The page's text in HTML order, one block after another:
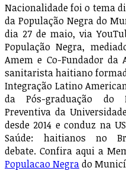
Nacionalidade foi o tema
da População Negra do
dia 27 de maio, via
População Negra,
Amem e Co-Fundador da
sanitarista haitiano
Integração Latino
da Pós-graduação do
Preventiva da
desde 2014 e conduz na
Saúde: haitianos no
debate. Confira aqui a
Populacao Negrado